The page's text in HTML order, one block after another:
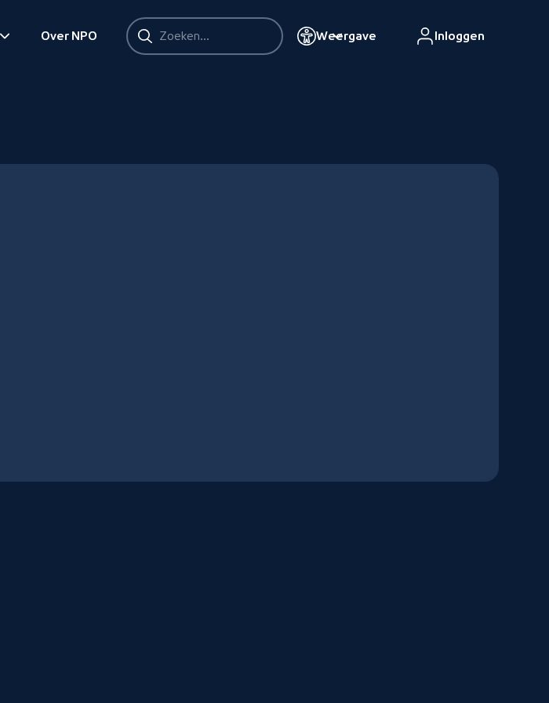
Over NPO
Zoeken
Zoeken
Weergave Inloggen